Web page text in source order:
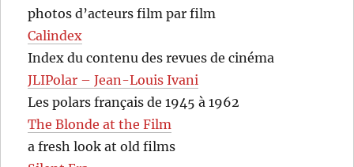
photos d’acteurs film par film
Calindex
Index du contenu des revues de cinéma
JLIPolar – Jean-Louis Ivani
Les polars français de 1945 à 1962
The Blonde at the Film
a fresh look at old films